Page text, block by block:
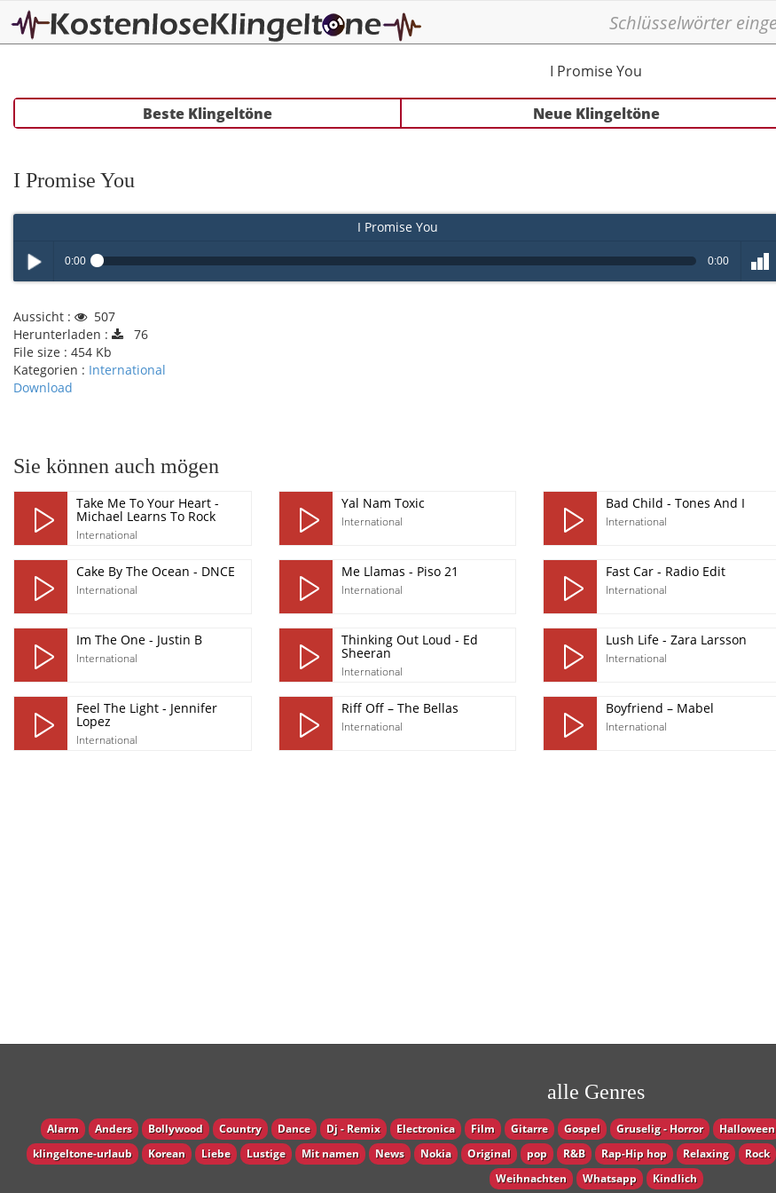
I Promise You
Beste Klingeltöne Neue Klingeltöne
I Promise You
I Promise You
Play /
0:00 0:00
Aussicht :
507
Herunterladen :
76
File size : 454 Kb
Kategorien : International
Download
Sie können auch mögen
Take Me To Your Heart -
Michael Learns To Rock
International
Yal Nam Toxic
International
Bad Child - Tones And I
International
Cake By The Ocean - DNCE
International
Me Llamas - Piso 21
International
Fast Car - Radio Edit
International
Im The One - Justin B
International
Thinking Out Loud - Ed
Sheeran
International
Lush Life - Zara Larsson
International
Feel The Light - Jennifer
Lopez
International
Riff Off – The Bellas
International
Boyfriend – Mabel
International
alle Genres
Alarm Anders Bollywood Country Dance Dj - Remix Electronica Film Gitarre Gospel Gruselig - Horror Halloween
klingeltone-urlaub
Korean Liebe Lustige Mit namen News Nokia Original pop R&B Rap-Hip hop Relaxing Rock
Weihnachten
Whatsapp Кindlich